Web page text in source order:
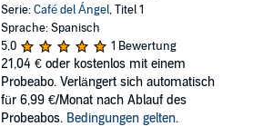
Serie:Café del Ángel, Titel 1
Sprache: Spanisch
5,0
1 Bewertung
21,04 € oder kostenlos mit einem
Probeabo. Verlängert sich automatisch
für 6,99 €/Monat nach Ablauf des
Probeabos. Bedingungen gelten.